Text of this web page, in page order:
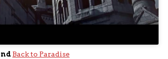
Back to Paradise